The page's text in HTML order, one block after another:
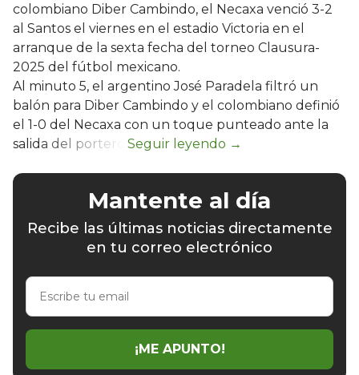
colombiano Diber Cambindo, el Necaxa venció 3-2
al Santos el viernes en el estadio Victoria en el
arranque de la sexta fecha del torneo Clausura-
2025 del fútbol mexicano.
Al minuto 5, el argentino José Paradela filtró un
balón para Diber Cambindo y el colombiano definió
el 1-0 del Necaxa con un toque punteado ante la
salida del portero.
Mantente al día
Recibe las últimas noticias directamente
en tu correo electrónico
Escribe
email
¡ME APUNTO!